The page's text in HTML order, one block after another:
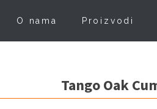
O nama Proizvodi
Tango Oak